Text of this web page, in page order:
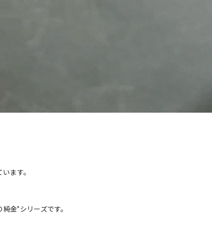
ます。
金”シリーズです。